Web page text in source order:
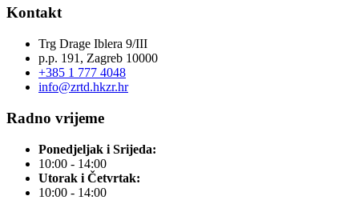
Kontakt
Trg Drage Iblera 9/III
p.p. 191, Zagreb 10000
+385 1 777 4048
info@zrtd.hkzr.hr
Radno vrijeme
Ponedjeljak i Srijeda:
10:00 - 14:00
Utorak i Četvrtak:
10:00 - 14:00